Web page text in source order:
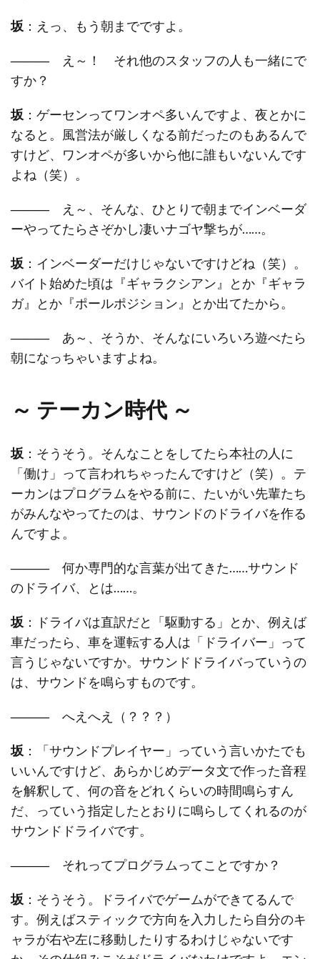
坂 ：えっ、もう朝までですよ。
―――え～！ それ他のスタッフの人も一緒にで
すか？
坂 ：ゲーセンってワンオペ多いんですよ、夜とかに
なると。風営法が厳しくなる前だったのもあるんで
すけど、ワンオペが多いから他に誰もいないんです
よね（笑）。
―――え～、そんな、ひとりで朝までインベーダ
ーやってたらさぞかし凄いナゴヤ撃ちが……。
坂 ：インベーダーだけじゃないですけどね（笑）。
バイト始めた頃は『ギャラクシアン』とか『ギャラ
ガ』とか『ポールポジション』とか出てたから。
―――あ～、そうか、そんなにいろいろ遊べたら
朝になっちゃいますよね。
～ テーカン時代 ～
坂 ：そうそう。そんなことをしてたら本社の人に
「働け」って言われちゃったんですけど（笑）。テ
ーカンはプログラムをやる前に、たいがい先輩たち
がみんなやってたのは、サウンドのドライバを作る
んですよ。
―――何か専門的な言葉が出てきた……サウンド
のドライバ、とは……。
坂 ：ドライバは直訳だと「駆動する」とか、例えば
車だったら、車を運転する人は「ドライバー」って
言うじゃないですか。サウンドドライバっていうの
は、サウンドを鳴らすものです。
―――へえへえ（？？？）
坂 ：「サウンドプレイヤー」っていう言いかたでも
いいんですけど、あらかじめデータ文で作った音程
を解釈して、何の音をどれくらいの時間鳴らすん
だ、っていう指定したとおりに鳴らしてくれるのが
サウンドドライバです。
―――それってプログラムってことですか？
坂 ：そうそう。ドライバでゲームができてるんで
す。例えばスティックで方向を入力したら自分のキ
ャラが右や左に移動したりするわけじゃないです